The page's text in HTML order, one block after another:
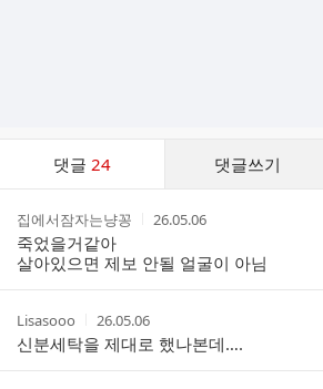
댓글24 댓글쓰기
트
작
성
자
집에서잠자는냥꽁
작
시
간
26.05.06
죽었을거같아
살아있으면 제보 안될 얼굴이 아님
작
성
자
Lisasooo
작
성
시
간
26.05.06
신분세탁을 제대로 했나본데….